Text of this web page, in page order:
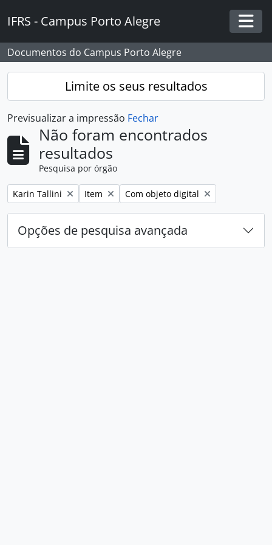
IFRS - Campus Porto Alegre
Documentos do Campus Porto Alegre
Limite os seus resultados
Previsualizar a impressão Fechar
Não foram encontrados
resultados
Pesquisa por órgão
Remover filtro:
Karin Tallini Remover filtro:
Item Remover filtro:
Com objeto digital
Opções de pesquisa avançada